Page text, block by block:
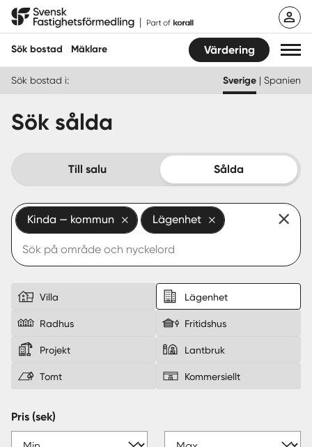
Hoppa
Svensk Fastighetsförmedling
Sök bostad Mäklare Värdering
Hitta mäklare
Köpa
Guider
Start
Logga in
Sverige|Spanien
Sök bostad i: Sverige | Spanien
Sök sålda
Till salu Sålda
Kinda — kommun Lägenhet
Villa Lägenhet
Radhus Fritidshus
Projekt Lantbruk
Tomt Kommersiellt
Pris (sek)